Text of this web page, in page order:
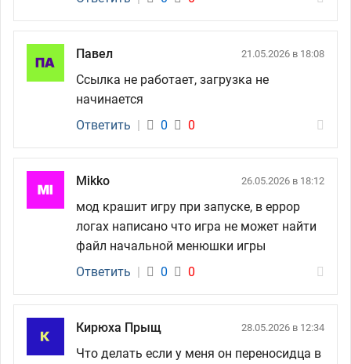
Павел 21.05.2026 в 18:08
Ссылка не работает, загрузка не
начинается
Ответить | 0 0
Mikko 26.05.2026 в 18:12
мод крашит игру при запуске, в еррор
логах написано что игра не может найти
файл начальной менюшки игры
Ответить | 0 0
Кирюха Прыщ 28.05.2026 в 12:34
Что делать если у меня он переносидца в